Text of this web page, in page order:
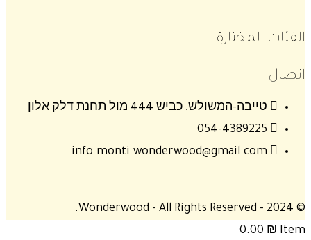
الفئات المختارة
اتصال
טייבה-המשולש, כביש 444 מול תחנת דלק אלון
054-4389225
info.monti.wonderwood@gmail.com
© 2024 - Wonderwood - All Rights Reserved.
Item
0.00 ₪